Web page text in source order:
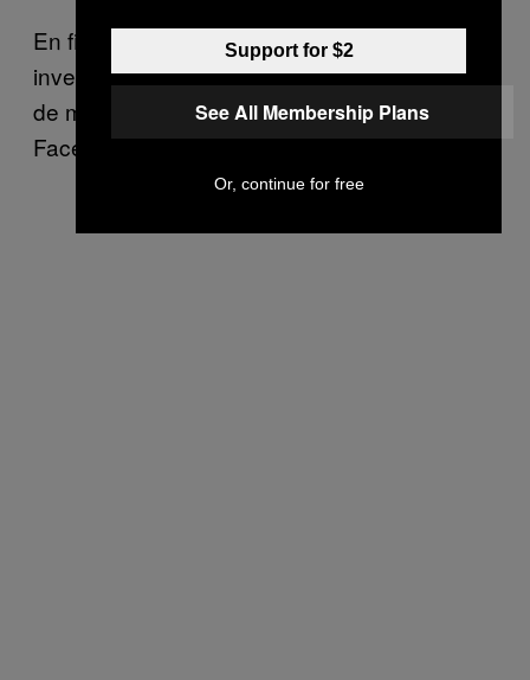
En fin de compte, Meta représente un
investissement énorme dans le type même
de manipulation algorithmique pour lequel
Facebook a si souvent été fortement critiqué.
Support for $2
See All Membership Plans
Or, continue for free